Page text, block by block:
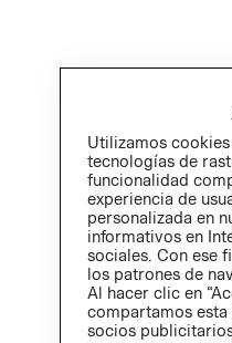
Utilizamos
tecnologías de
funcionalidad
experiencia de
personalizada en
informativos en
sociales. Con ese
los patrones de
Al hacer clic en
compartamos
socios